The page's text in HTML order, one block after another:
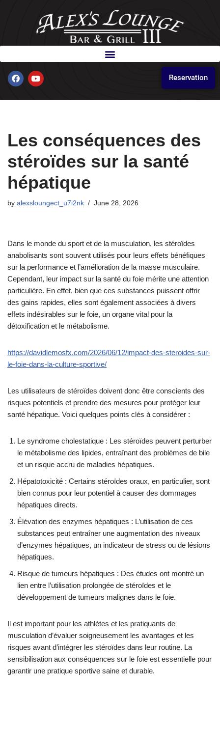
Reservation
Les conséquences des
stéroïdes sur la santé
hépatique
by alexsloungect_u7i2nk June 28, 2026
Dans le monde du sport et de la musculation, les stéroïdes
anabolisants sont souvent utilisés pour leurs effets bénéfiques
sur la performance et l’amélioration de la masse musculaire.
Cependant, leur impact sur la santé du foie mérite une attention
particulière. En effet, bien que ces substances puissent offrir
des gains rapides, elles sont également associées à divers
effets indésirables sur le foie, un organe vital pour la
détoxification et le métabolisme.
https://davidlemosfx.com/2026/06/12/impact-des-steroides-sur-
le-foie-dans-la-culture-sportive/
Les utilisateurs de stéroïdes doivent donc être conscients des
risques potentiels et prendre des mesures pour protéger leur
santé hépatique. Voici quelques points clés à considérer :
Le syndrome cholestatique : Les stéroïdes peuvent perturber
le métabolisme des lipides, entraînant des problèmes de bile
et un risque accru de maladies hépatiques.
Hépatotoxicité : Certains stéroïdes oraux, en particulier, sont
bien connus pour leur potentiel à causer des dommages
hépatiques directs.
Élévation des enzymes hépatiques : L’utilisation de ces
substances peut entraîner une augmentation des niveaux
d’enzymes hépatiques, un indicateur de stress ou de lésions
hépatiques.
Risque de tumeurs hépatiques : Des études ont montré un
lien entre l’utilisation prolongée de stéroïdes et le
développement de tumeurs malignes dans le foie.
Il est important pour les athlètes et les pratiquants de
musculation d’évaluer soigneusement les avantages et les
risques avant d’intégrer les stéroïdes dans leur routine. La
sensibilisation aux conséquences sur le foie est essentielle pour
garantir une pratique sportive saine et durable.